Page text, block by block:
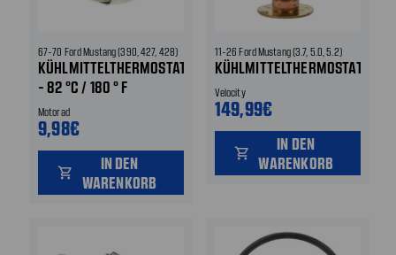
67-70 Ford Mustang (390, 427, 428)
KÜHLMITTELTHERMOSTAT
- 82 °C / 180 ° F
Motorad
9,98€
shopping_cart
IN DEN
WARENKORB
11-26 Ford Mustang (3.7, 5.0, 5.2)
KÜHLMITTELTHERMOSTAT
Velocity
149,99€
shopping_cart
IN DEN
WARENKORB